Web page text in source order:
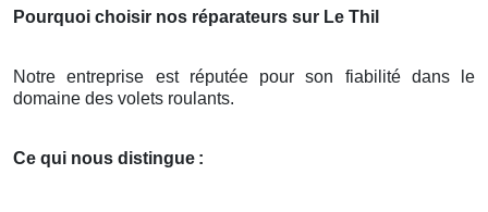
Pourquoi choisir nos réparateurs sur Le Thil
Notre entreprise est réputée pour son fiabilité dans le
domaine des volets roulants.
Ce qui nous distingue :